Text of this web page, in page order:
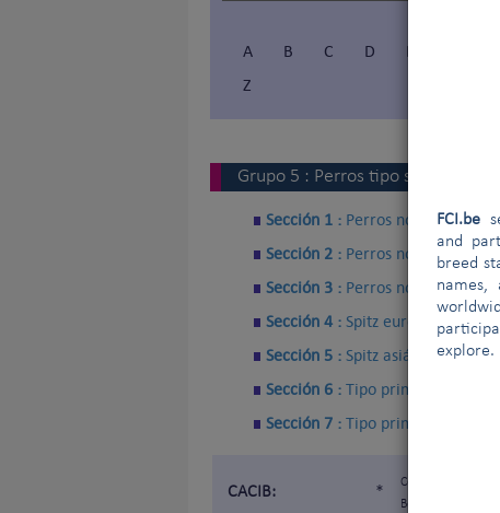
FCI.be
and
breed
names,
explore.
A B C D E
Z
Grupo 5 : Perros tipo spitz y tipo
Sección 1 : Perros nórdicos de
Sección 2 : Perros nórdicos de
Sección 3 : Perros nórdicos de
Sección 4 : Spitz europeos
Sección 5 : Spitz asiáticos y razas
Sección 6 : Tipo primitivo
Sección 7 : Tipo primitivo - Perros
CACIB: *
Certificat
Belleza »).